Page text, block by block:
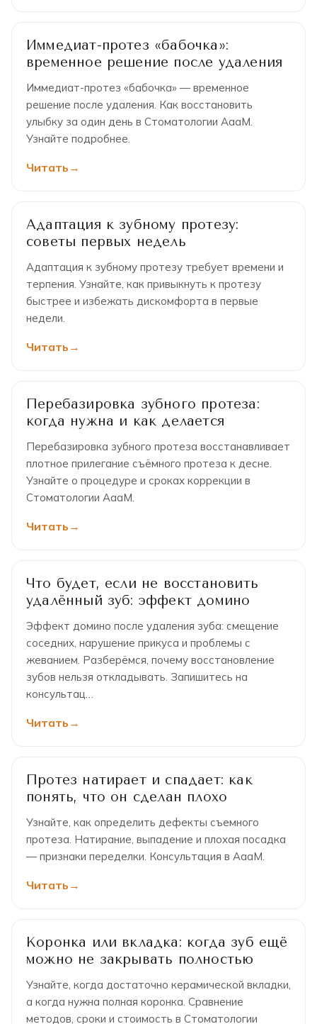
Иммедиат-протез «бабочка»:
временное решение после удаления
Иммедиат-протез «бабочка» — временное
решение после удаления. Как восстановить
улыбку за один день в Стоматологии АааМ.
Узнайте подробнее.
Читать
Адаптация к зубному протезу:
советы первых недель
Адаптация к зубному протезу требует времени и
терпения. Узнайте, как привыкнуть к протезу
быстрее и избежать дискомфорта в первые
недели.
Читать
Перебазировка зубного протеза:
когда нужна и как делается
Перебазировка зубного протеза восстанавливает
плотное прилегание съёмного протеза к десне.
Узнайте о процедуре и сроках коррекции в
Стоматологии АааМ.
Читать
Что будет, если не восстановить
удалённый зуб: эффект домино
Эффект домино после удаления зуба: смещение
соседних, нарушение прикуса и проблемы с
жеванием. Разберёмся, почему восстановление
зубов нельзя откладывать. Запишитесь на
консультац…
Читать
Протез натирает и спадает: как
понять, что он сделан плохо
Узнайте, как определить дефекты съемного
протеза. Натирание, выпадение и плохая посадка
— признаки переделки. Консультация в АааМ.
Читать
Коронка или вкладка: когда зуб ещё
можно не закрывать полностью
Узнайте, когда достаточно керамической вкладки,
а когда нужна полная коронка. Сравнение
методов, сроки и стоимость в Стоматологии